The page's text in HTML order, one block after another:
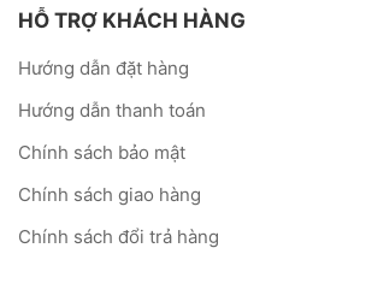
HỖ TRỢ KHÁCH HÀNG
Hướng dẫn đặt hàng
Hướng dẫn thanh toán
Chính sách bảo mật
Chính sách giao hàng
Chính sách đổi trả hàng